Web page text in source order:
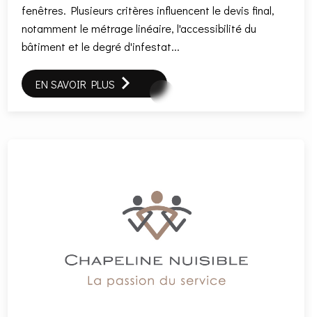
fenêtres. Plusieurs critères influencent le devis final,
notamment le métrage linéaire, l'accessibilité du
bâtiment et le degré d'infestat...
EN SAVOIR PLUS